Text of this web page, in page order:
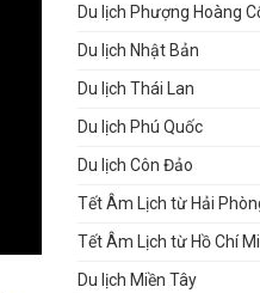
Du lịch Phượng Hoàng
Du lịch Nhật Bản
Du lịch Thái Lan
Du lịch Phú Quốc
Du lịch Côn Đảo
Tết Âm Lịch từ Hải
Tết Âm Lịch từ Hồ Chí
Du lịch Miền Tây